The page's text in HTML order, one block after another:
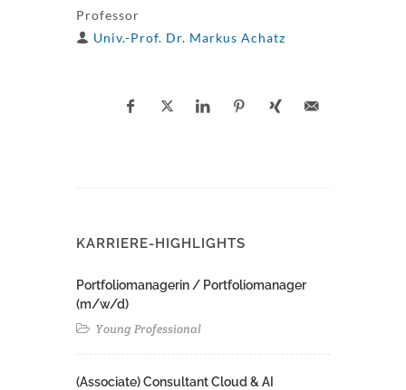
Professor
Univ.-Prof. Dr. Markus Achatz
KARRIERE-HIGHLIGHTS
Portfoliomanagerin / Portfoliomanager
(m/w/d)
Young Professional
(Associate) Consultant Cloud & AI